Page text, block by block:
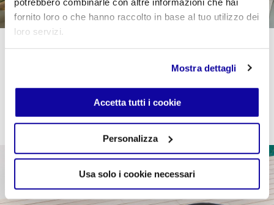
fornito loro o che hanno raccolto in base al tuo utilizzo dei
loro servizi.
Mostra dettagli
Accetta tutti i cookie
Personalizza
Usa solo i cookie necessari
un segno continuo, circolare, evidente,
personalizzabile attraverso i colori Desalto, per
comporre in totale libertà ambienti sempre diversi,
magari immaginando una tavola dove l’unicità di ogni
invitato rispecchi la diversità del colore di ogni